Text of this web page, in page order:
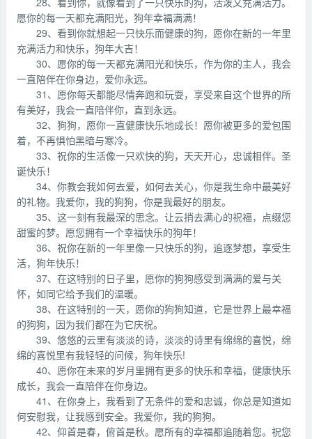
愿你的每一天都充满阳光，狗年幸福满满！
29、看到你就想起一只快乐而健康的狗，愿你在新的一年里
充满活力和快乐，狗年大吉！
30、愿你的每一天都充满阳光和快乐，作为你的主人，我会
一直陪伴在你身边，爱你永远。
31、愿你每天都能尽情奔跑和玩耍，享受来自这个世界的所
有美好，我会一直陪伴你，直到永远。
32、狗狗，愿你一直健康快乐地成长！愿你被更多的爱包围
着，不再惧怕黑暗与寒冷。
33、祝你的生活像一只欢快的狗，天天开心，忠诚相伴。圣
诞快乐！
34、你教会我如何去爱，如何去关心，你是我生命中最美好
的礼物。我爱你，我的狗狗，你是我最好的朋友。
35、这一刻有我最深的思念。让云捎去满心的祝福，点缀您
甜蜜的梦。愿您拥有一个幸福快乐的狗年！
36、祝你在新的一年里像一只快乐的狗，追逐梦想，享受生
活，狗年快乐！
37、在这特别的日子里，愿你的狗狗感受到满满的爱与关
怀，如同它给予我们的温暖。
38、在这特别的一天，愿你的狗狗知道，它是世界上最幸福
的狗狗，因为我们都在为它庆祝。
39、悠悠的云里有淡淡的诗，淡淡的诗里有绵绵的喜悦，绵
绵的喜悦里有我轻轻的问候，狗年快乐!
40、愿你在未来的岁月里拥有更多的快乐和幸福，健康快乐
成长，我会一直陪伴在你身边。
41、在你身上，我看到了无条件的爱和忠诚，你总是知道如
何安慰我，让我感到安全。我爱你，我的狗狗。
42、仰首是春，俯首是秋。愿所有的幸福都追随着您。祝您